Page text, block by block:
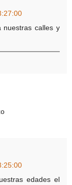
calles y
edades el